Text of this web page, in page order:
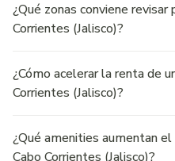
¿Qué zonas conviene revisar
Corrientes (Jalisco)?
¿Cómo acelerar la renta de
Corrientes (Jalisco)?
¿Qué amenities aumentan
Cabo Corrientes (Jalisco)?